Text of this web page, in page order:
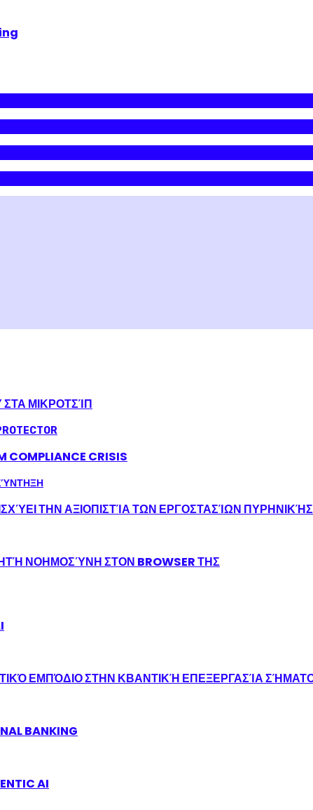
ΜΙΚΡΟΤΣΊΠ
COMPLIANCE CRISIS
ΤΗΝ ΑΞΙΟΠΙΣΤΊΑ ΤΩΝ ΕΡΓΟΣΤΑΣΊΩΝ
ΝΟΗΜΟΣΎΝΗ ΣΤΟΝ BROWSER ΤΗΣ
ΕΜΠΌΔΙΟ ΣΤΗΝ ΚΒΑΝΤΙΚΉ ΕΠΕΞΕΡΓΑΣΊΑ
BANKING
AI